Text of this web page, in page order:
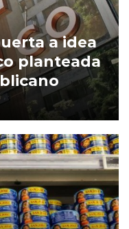
a idea
planteada